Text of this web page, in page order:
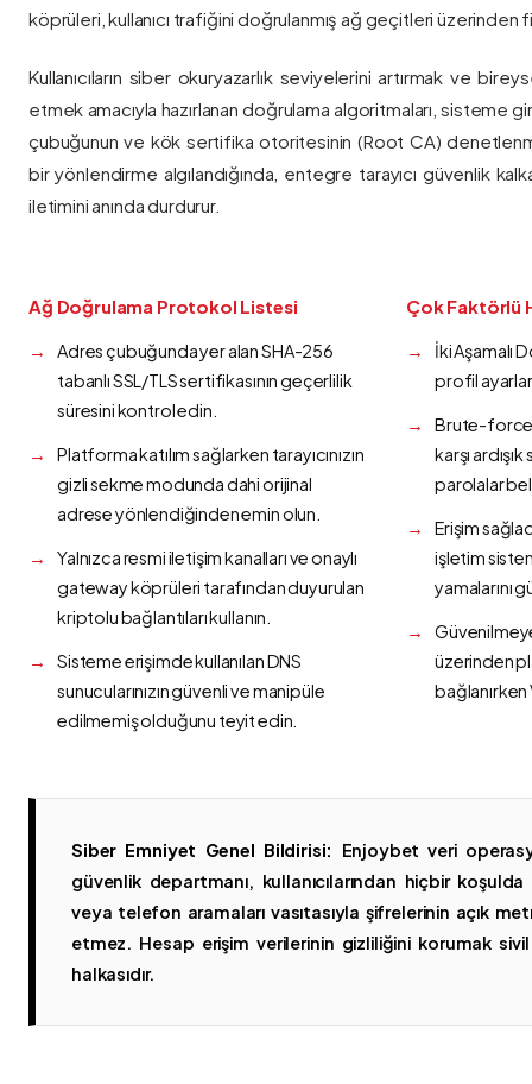
köprüleri, kullanıcı trafiğini doğrulanmış ağ geçitleri üzerinden
Kullanıcıların siber okuryazarlık seviyelerini artırmak ve
etmek amacıyla hazırlanan doğrulama algoritmaları, sisteme
çubuğunun ve kök sertifika otoritesinin (Root CA)
bir yönlendirme algılandığında, entegre tarayıcı güvenlik
iletimini anında durdurur.
Ağ Doğrulama Protokol Listesi
Adres çubuğunda yer alan SHA-256
tabanlı SSL/TLS sertifikasının geçerlilik
süresini kontrol edin.
Platforma katılım sağlarken tarayıcınızın
gizli sekme modunda dahi orijinal
adrese yönlendiğinden emin olun.
Yalnızca resmi iletişim kanalları ve onaylı
gateway köprüleri tarafından duyurulan
kriptolu bağlantıları kullanın.
Sisteme erişimde kullanılan DNS
sunucularınızın güvenli ve manipüle
edilmemiş olduğunu teyit edin.
Çok Faktörlü
İki Aşamalı
profil
Brute-force
karşı
parolalar
Erişim
işletim
yamalarını
üzerinden
bağlanırken
Siber Emniyet Genel Bildirisi:
Enjoybet veri
güvenlik departmanı, kullanıcılarından hiçbir
veya telefon aramaları vasıtasıyla şifrelerinin açık
etmez. Hesap erişim verilerinin gizliliğini korumak
halkasıdır.